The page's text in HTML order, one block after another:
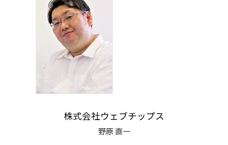
株式会社ウェブチップス
野原 直一